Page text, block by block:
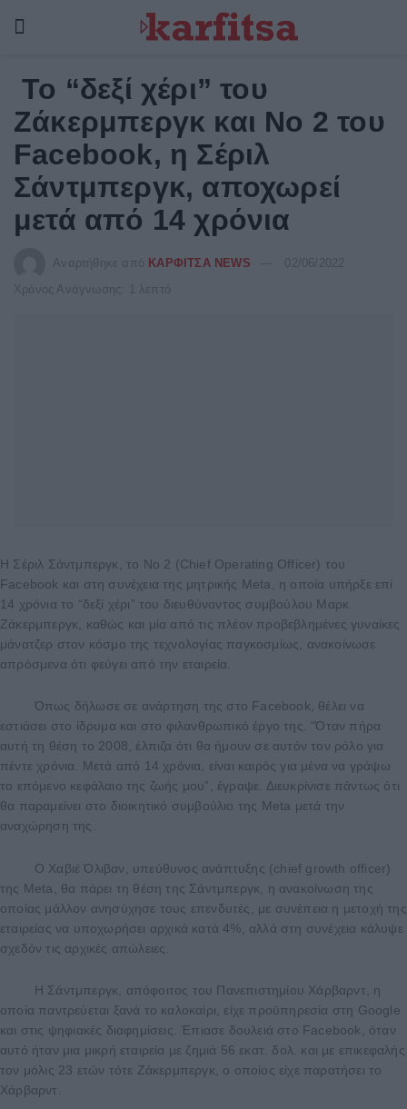
Το “δεξί χέρι” του
Ζάκερμπεργκ και Νο 2 του
Facebook, η Σέριλ
Σάντμπεργκ, αποχωρεί
μετά από 14 χρόνια
Αναρτήθηκε από ΚΑΡΦΙΤΣΑ NEWS
02/06/2022
Χρόνος Ανάγνωσης: 1 λεπτό
Η Σέριλ Σάντμπεργκ, το Νο 2 (Chief Operating Officer) του
Facebook και στη συνέχεια της μητρικής Meta, η οποία υπήρξε επί
14 χρόνια το “δεξί χέρι” του διευθύνοντος συμβούλου Μαρκ
Ζάκερμπεργκ, καθώς και μία από τις πλέον προβεβλημένες γυναίκες
μάνατζερ στον κόσμο της τεχνολογίας παγκοσμίως, ανακοίνωσε
απρόσμενα ότι φεύγει από την εταιρεία.
Όπως δήλωσε σε ανάρτηση της στο Facebook, θέλει να
εστιάσει στο ίδρυμα και στο φιλανθρωπικό έργο της. “Όταν πήρα
αυτή τη θέση το 2008, έλπιζα ότι θα ήμουν σε αυτόν τον ρόλο για
πέντε χρόνια. Μετά από 14 χρόνια, είναι καιρός για μένα να γράψω
το επόμενο κεφάλαιο της ζωής μου”, έγραψε. Διευκρίνισε πάντως ότι
θα παραμείνει στο διοικητικό συμβούλιο της Meta μετά την
αναχώρηση της.
Ο Χαβιέ Όλιβαν, υπεύθυνος ανάπτυξης (chief growth officer)
της Meta, θα πάρει τη θέση της Σάντμπεργκ, η ανακοίνωση της
οποίας μάλλον ανησύχησε τους επενδυτές, με συνέπεια η μετοχή της
εταιρείας να υποχωρήσει αρχικά κατά 4%, αλλά στη συνέχεια κάλυψε
σχεδόν τις αρχικές απώλειες.
Η Σάντμπεργκ, απόφοιτος του Πανεπιστημίου Χάρβαρντ, η
οποία παντρεύεται ξανά το καλοκαίρι, είχε προϋπηρεσία στη Google
και στις ψηφιακές διαφημίσεις. Έπιασε δουλειά στο Facebook, όταν
αυτό ήταν μια μικρή εταιρεία με ζημιά 56 εκατ. δολ. και με επικεφαλής
τον μόλις 23 ετών τότε Ζάκερμπεργκ, ο οποίος είχε παρατήσει το
Χάρβαρντ.